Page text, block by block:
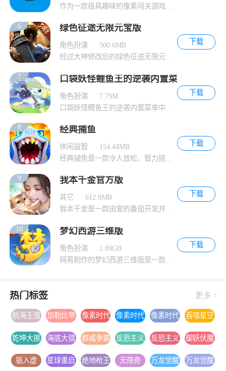
6 绿色征途无限元宝版
角色扮演
500.6MB
经过大神修改后的绿色征途无限元宝版为玩家提
下载
7 口袋妖怪鲤鱼王的逆袭内置菜单
角色扮演
7.79M
下载
8 经典捕鱼
休闲益智
154.44MB
下载
9 我本千金官方版
其它
612.8MB
我本千金是一款由爱的番茄开发并发行的女性向
下载
10 梦幻西游三维版
角色扮演
1.89GB
下载
热门标签 更多
航海王强
游下载安
装
加勒比帝
像素时代
像素时代
版下载
像素时代
版下载
吞噬星空
乾坤大挪
新版下载
海底大猎
兰蒂斯安
群威争霸
版下载
反恐主义
反恐主义
官方版下
御妖伏魔
载
驱入虚
星球重启
绝地枪王
无限奇
万龙觉醒
万龙觉醒